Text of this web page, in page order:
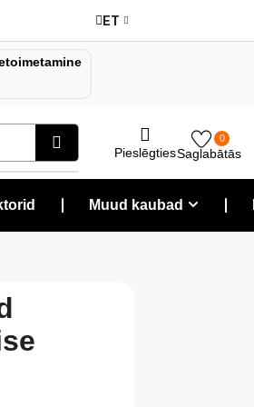
ET
Pieslēgties
0
Saglabātās
Muud kaubad